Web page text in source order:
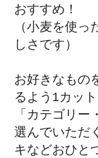
おすすめ！
（小麦を使
しさです）
お好きなもの
るよう1カッ
「カテゴリ
選んでいただ
キなどおひと